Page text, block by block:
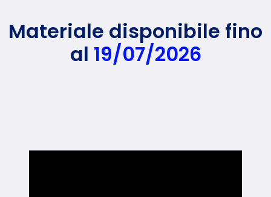
Materiale disponibile fino
al 19/07/2026